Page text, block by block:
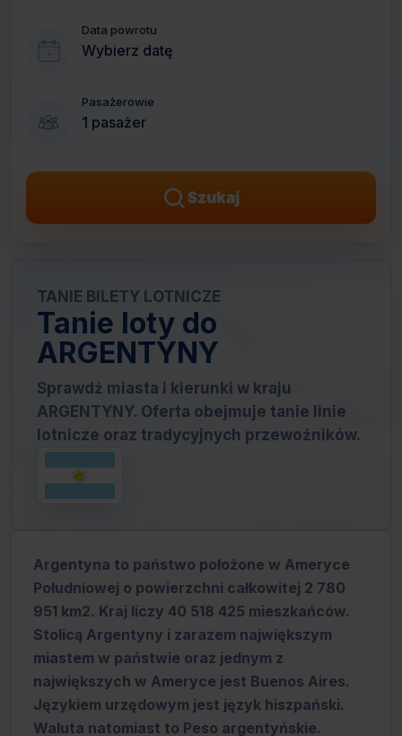
TANIE BILETY LOTNICZE
Tanie loty do
ARGENTYNY
Sprawdź miasta i kierunki w kraju
ARGENTYNY. Oferta obejmuje tanie linie
lotnicze oraz tradycyjnych przewoźników.
Data powrotu
Wybierz datę
Pasażerowie
1 pasażer
Szukaj
Argentyna to państwo położone w Ameryce
Południowej o powierzchni całkowitej 2 780
951 km2. Kraj liczy 40 518 425 mieszkańców.
Stolicą Argentyny i zarazem największym
miastem w państwie oraz jednym z
największych w Ameryce jest Buenos Aires.
Językiem urzędowym jest język hiszpański.
Waluta natomiast to Peso argentyńskie.